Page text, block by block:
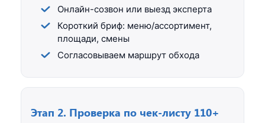
Онлайн-созвон или выезд эксперта
Короткий бриф: меню/ассортимент,
площади, смены
Согласовываем маршрут обхода
Этап 2. Проверка по чек-листу 110+